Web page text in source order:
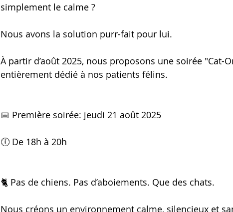
simplement le calme ?
Nous avons la solution purr-fait pour lui.
À partir d’août 2025, nous proposons une soirée "Cat-
entièrement dédié à nos patients félins.
📅 Première soirée: jeudi 21 août 2025
🕕 De 18h à 20h
🐈 Pas de chiens. Pas d’aboiements. Que des chats.
Nous créons un environnement calme, silencieux et